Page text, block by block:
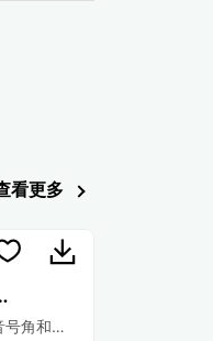
看更多
告片
号角和硬鼓和带立管的防撞帽